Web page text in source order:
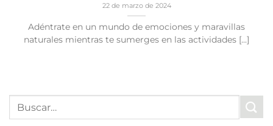
22 de marzo de 2024
Adéntrate en un mundo de emociones y maravillas
naturales mientras te sumerges en las actividades [...]